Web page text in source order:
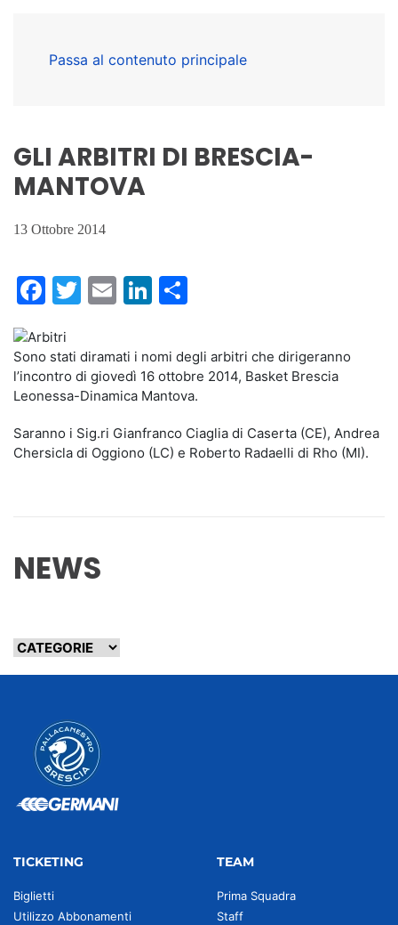
Passa al contenuto principale
GLI ARBITRI DI BRESCIA-
MANTOVA
13 Ottobre 2014
Facebook
Twitter
EmailLinkedIn
Sono stati diramati i nomi degli arbitri che dirigeranno
l’incontro di giovedì 16 ottobre 2014, Basket Brescia
Leonessa-Dinamica Mantova.
Saranno i Sig.ri Gianfranco Ciaglia di Caserta (CE), Andrea
Chersicla di Oggiono (LC) e Roberto Radaelli di Rho (MI).
NEWS
TICKETING
Biglietti
Utilizzo Abbonamenti
TEAM
Prima Squadra
Staff